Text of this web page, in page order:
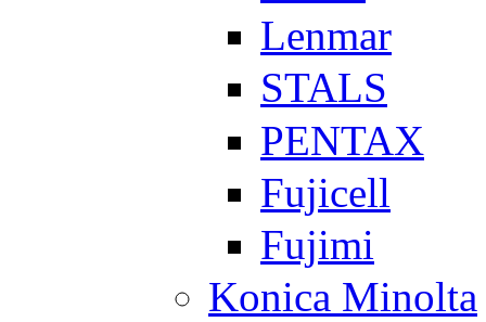
Lenmar
STALS
PENTAX
Fujicell
Fujimi
Konica Minolta